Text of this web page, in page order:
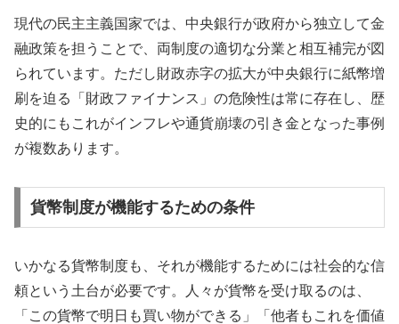
現代の民主主義国家では、中央銀行が政府から独立して金
融政策を担うことで、両制度の適切な分業と相互補完が図
られています。ただし財政赤字の拡大が中央銀行に紙幣増
刷を迫る「財政ファイナンス」の危険性は常に存在し、歴
史的にもこれがインフレや通貨崩壊の引き金となった事例
が複数あります。
貨幣制度が機能するための条件
いかなる貨幣制度も、それが機能するためには社会的な信
頼という土台が必要です。人々が貨幣を受け取るのは、
「この貨幣で明日も買い物ができる」「他者もこれを価値